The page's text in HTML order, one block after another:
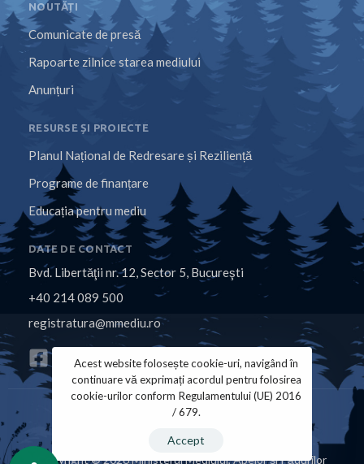
NOUTĂȚI
Comunicate de presă
Rapoarte zilnice starea mediului
Anunțuri
RESURSE ȘI PROIECTE
Planul Național de Redresare și Reziliență
Programe de finanțare
Educația pentru mediu
DATE DE CONTACT
Bvd. Libertăţii nr. 12, Sector 5, Bucureşti
+40 214 089 500
registratura@mmediu.ro
Copyright © 2026 Ministerul Mediului, Apelor și Pădurilor
Acest website folosește cookie-uri, navigând în
continuare vă exprimați acordul pentru folosirea
cookie-urilor conform Regulamentului (UE) 2016
/ 679.
Accept